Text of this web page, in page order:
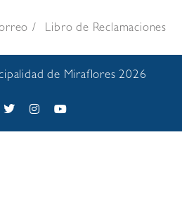
Libro de Reclamaciones
de Miraflores 2026